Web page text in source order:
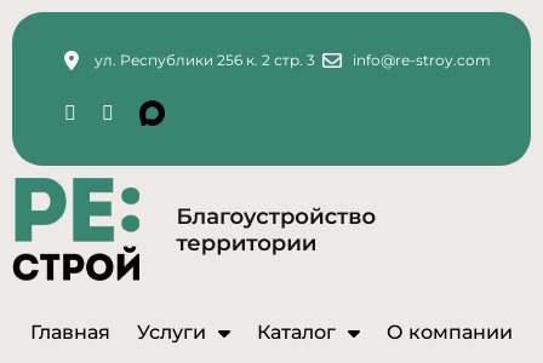
ул. Республики 256 к. 2 стр. 3 info@re-stroy.com
Главная Услуги Каталог О компании